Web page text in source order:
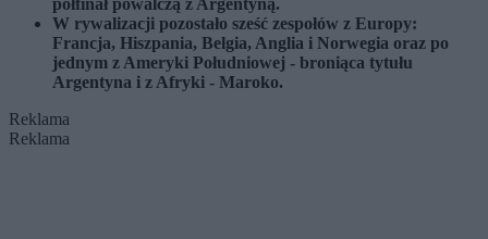
półfinał powalczą z Argentyną.
W rywalizacji pozostało sześć zespołów z Europy:
Francja, Hiszpania, Belgia, Anglia i Norwegia oraz po
jednym z Ameryki Południowej - broniąca tytułu
Argentyna i z Afryki - Maroko.
Reklama
Reklama